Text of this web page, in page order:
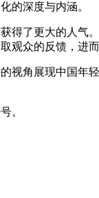
的深度与内涵。
得了更大的人气
观众的反馈，进
视角展现中国年
。